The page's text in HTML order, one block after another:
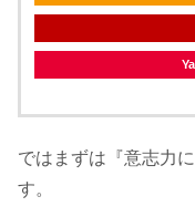
ではまずは『意志力
す。